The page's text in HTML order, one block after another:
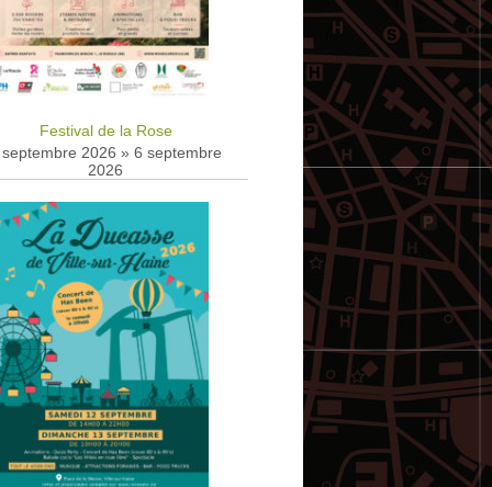
Festival de la Rose
2026 » 6 septembre
2026